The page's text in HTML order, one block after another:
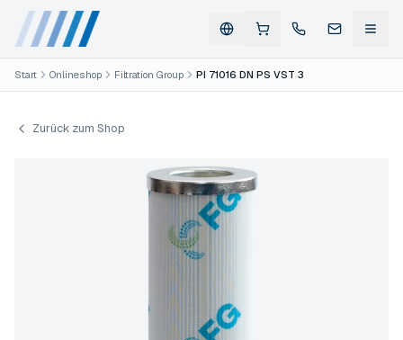
Start Onlineshop Filtration Group PI 71016 DN PS VST 3
Zurück zum Shop